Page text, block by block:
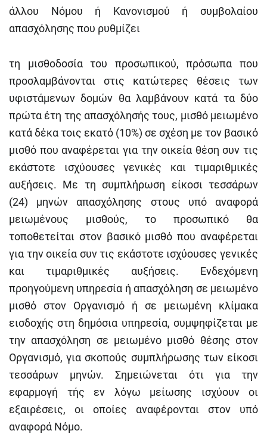
άλλου Νόμου ή Κανονισμού ή συμβολαίου
απασχόλησης που ρυθμίζει
τη μισθοδοσία του προσωπικού, πρόσωπα που
προσλαμβάνονται στις κατώτερες θέσεις των
υφιστάμενων δομών θα λαμβάνουν κατά τα δύο
πρώτα έτη της απασχόλησής τους, μισθό μειωμένο
κατά δέκα τοις εκατό (10%) σε σχέση με τον βασικό
μισθό που αναφέρεται για την οικεία θέση συν τις
εκάστοτε ισχύουσες γενικές και τιμαριθμικές
αυξήσεις. Με τη συμπλήρωση είκοσι τεσσάρων
(24) μηνών απασχόλησης στους υπό αναφορά
μειωμένους μισθούς, το προσωπικό θα
τοποθετείται στον βασικό μισθό που αναφέρεται
για την οικεία συν τις εκάστοτε ισχύουσες γενικές
και τιμαριθμικές αυξήσεις. Ενδεχόμενη
προηγούμενη υπηρεσία ή απασχόληση σε μειωμένο
μισθό στον Οργανισμό ή σε μειωμένη κλίμακα
εισδοχής στη δημόσια υπηρεσία, συμψηφίζεται με
την απασχόληση σε μειωμένο μισθό θέσης στον
Οργανισμό, για σκοπούς συμπλήρωσης των είκοσι
τεσσάρων μηνών. Σημειώνεται ότι για την
εφαρμογή τής εν λόγω μείωσης ισχύουν οι
εξαιρέσεις, οι οποίες αναφέρονται στον υπό
αναφορά Νόμο.